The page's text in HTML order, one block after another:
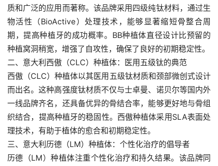
质和广泛的应用而著称。该品牌采用四级纯钛材料，通过生
物活性（BioActive）处理技术，能够显著缩短骨整合周
期，提高种植牙的成功概率。BB种植体直径设计比预留的
种植窝洞稍宽，增强了自攻性，确保了良好的初期稳定性。
二、意大利西傲（CLC）种植体：医用五级钛的典范
西傲（CLC）种植体以其医用五级钛材质和颈部微创式设计
而出名。这种高强度钛材质不仅与士卓曼、诺贝尔等国内外
一线品牌齐名，还具备优异的骨结合率，能够更好地与骨组
织结合，提高种植牙的稳固性。西傲种植体采用SLA表面处
理技术，有助于植体的愈合和初期稳定性。
三、意大利历德（LM）种植体：个性化治疗的倡导者
历德（LM）种植体注重个性化治疗和持久结果。该品牌同